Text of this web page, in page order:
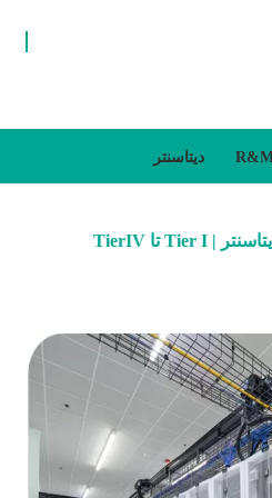
دیتاسنتر